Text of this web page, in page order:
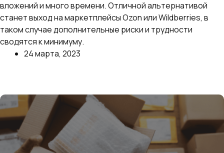
вложений и много времени. Отличной альтернативой
станет выход на маркетплейсы Ozon или Wildberries, в
таком случае дополнительные риски и трудности
сводятся к минимуму.
24 марта, 2023